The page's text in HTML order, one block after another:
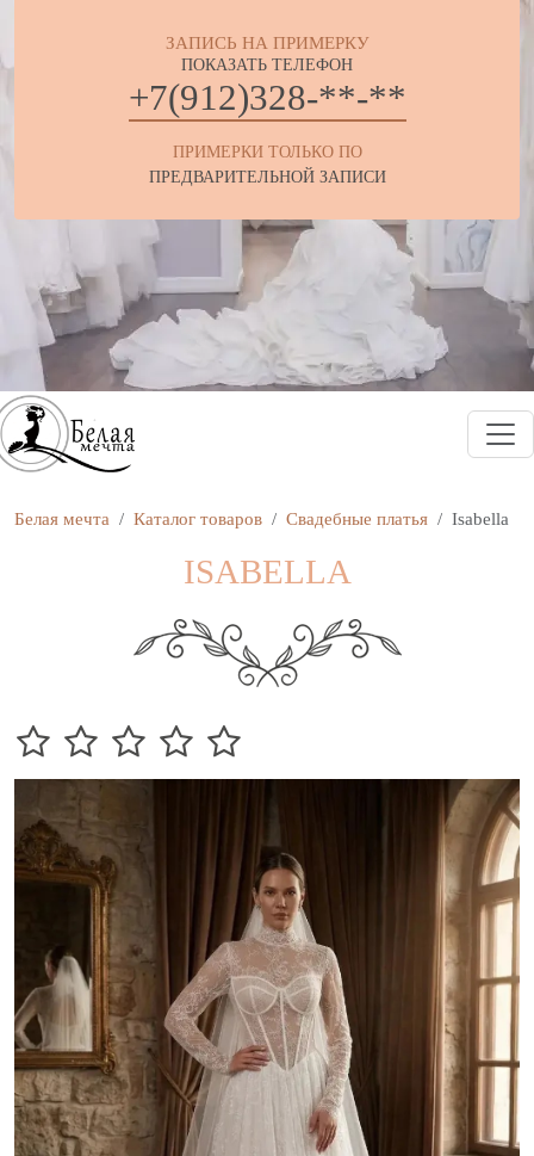
ЗАПИСЬ НА ПРИМЕРКУ
ПОКАЗАТЬ ТЕЛЕФОН
+7(912)328-**-**
ПРИМЕРКИ ТОЛЬКО ПО
ПРЕДВАРИТЕЛЬНОЙ ЗАПИСИ
Белая мечта Каталог товаров Свадебные платья Isabella
ISABELLA